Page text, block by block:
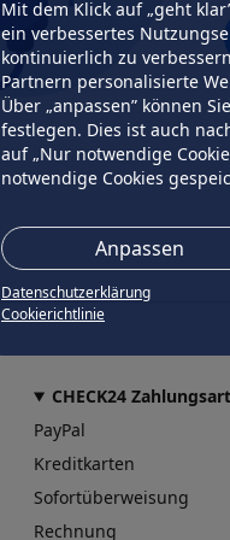
Mit dem Klick auf „geht
ein verbessertes
kontinuierlich zu
Partnern personalisierte
Über „anpassen” können
festlegen. Dies ist auch
auf „Nur notwendige
notwendige Cookies
Anpassen
Datenschutzerklärung
Cookierichtlinie
CHECK24
PayPal
Kreditkarten
Sofortüberweisung
Rechnung